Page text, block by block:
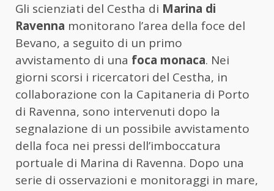
Gli scienziati del Cestha di Marina di
Ravenna monitorano l’area della foce del
Bevano, a seguito di un primo
avvistamento di una foca monaca. Nei
giorni scorsi i ricercatori del Cestha, in
collaborazione con la Capitaneria di Porto
di Ravenna, sono intervenuti dopo la
segnalazione di un possibile avvistamento
della foca nei pressi dell’imboccatura
portuale di Marina di Ravenna. Dopo una
serie di osservazioni e monitoraggi in mare,